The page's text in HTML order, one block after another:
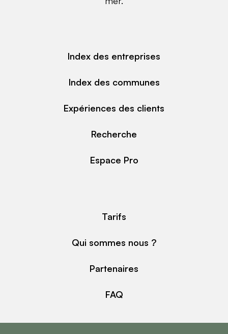
Index des entreprises
Index des communes
Expériences des clients
Recherche
Espace Pro
Tarifs
Qui sommes nous ?
Partenaires
FAQ